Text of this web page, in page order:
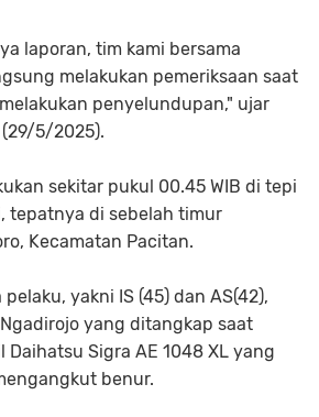
laporan, tim kami bersama
melakukan pemeriksaan saat
penyelundupan," ujar
(29/5/2025).
sekitar pukul 00.45 WIB di tepi
tepatnya di sebelah timur
Kecamatan Pacitan.
yakni IS (45) dan AS(42),
yang ditangkap saat
Daihatsu Sigra AE 1048 XL yang
benur.